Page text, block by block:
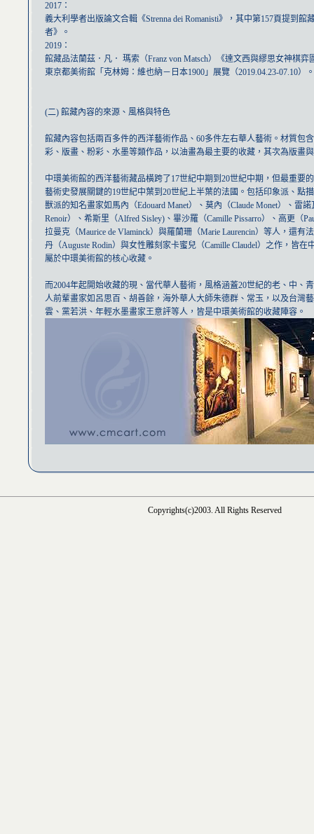
2017：
義大利學者出版論文合輯《Strenna dei Romanisti》，其中第157頁提到館
者》。
2019：
館藏品法蘭茲．凡． 瑪索（Franz von Matsch）《達文西與繆思女神棋弈
東京都美術館「克林姆：維也納－日本1900」展覽（2019.04.23-07.10）。
(二) 館藏內容的來源、風格與特色
館藏內容包括兩百多件的西洋藝術作品、60多件左右華人藝術。材質包
彩、版畫、粉彩、水墨等類作品，以油畫為最主要的收藏，其次為版畫
中環美術館的西洋藝術藏品橫跨了17世紀中期到20世紀中期，但最重要
藝術史發展關鍵的19世紀中葉到20世紀上半葉的法國。包括印象派、點
獸派的知名畫家如馬內（Edouard Manet）、莫內（Claude Monet）、雷諾
Renoir）、希斯里（Alfred Sisley)、畢沙羅（Camille Pissarro）、高更（
拉曼克（Maurice de Vlaminck）與羅蘭珊（Marie Laurencin）等人，還有
丹（Auguste Rodin）與女性雕刻家卡蜜兒（Camille Claudel）之作，皆在
屬於中環美術館的核心收藏。
而2004年起開始收藏的現、當代華人藝術，風格涵蓋20世紀的老、中、
人前輩畫家如呂思百、胡善餘，海外華人大師朱德群、常玉，以及台灣
雲、黨若洪、年輕水墨畫家王意評等人，皆是中環美術館的收藏陣容。
Copyrights(c)2003. All Rights Reserved